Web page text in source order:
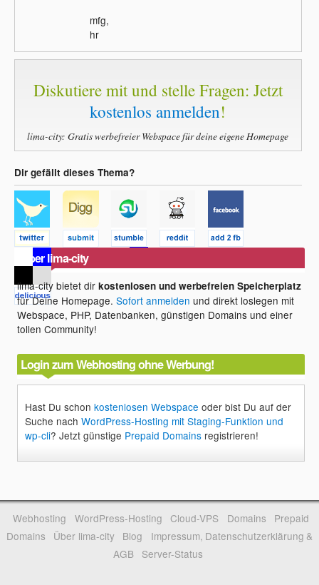
mfg,
hr
Diskutiere mit und stelle Fragen: Jetzt
kostenlos anmelden!
lima-city: Gratis werbefreier Webspace für deine eigene Homepage
Dir gefällt dieses Thema?
Über lima-city
lima-city bietet dirkostenlosen und werbefreien Speicherplatz
für Deine Homepage.Sofort anmelden und direkt loslegen mit
Webspace, PHP, Datenbanken, günstigen Domains und einer
tollen Community!
Login zum Webhosting ohne Werbung!
Hast Du schonkostenlosen Webspace oder bist Du auf der
Suche nachWordPress-Hosting mit Staging-Funktion und
wp-cli? Jetzt günstige Prepaid Domains registrieren!
Webhosting WordPress-Hosting Cloud-VPS Domains
Prepaid
Domains
Über lima-city Blog
Impressum, Datenschutzerklärung &
AGB
Server-Status